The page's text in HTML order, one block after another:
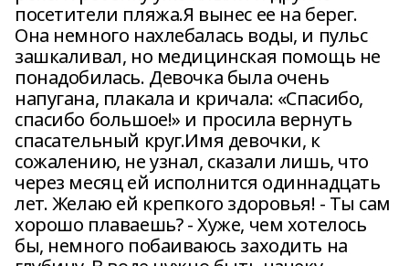
посетители пляжа.Я вынес ее на берег.
Она немного нахлебалась воды, и пульс
зашкаливал, но медицинская помощь не
понадобилась. Девочка была очень
напугана, плакала и кричала: «Спасибо,
спасибо большое!» и просила вернуть
спасательный круг.Имя девочки, к
сожалению, не узнал, сказали лишь, что
через месяц ей исполнится одиннадцать
лет. Желаю ей крепкого здоровья! - Ты сам
хорошо плаваешь? - Хуже, чем хотелось
бы, немного побаиваюсь заходить на